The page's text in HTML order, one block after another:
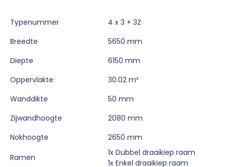
Typenummer
4 x 3 + 3Z
Breedte
5650 mm
Diepte
6150 mm
Oppervlakte
30.02 m²
Wanddikte
50 mm
Zijwandhoogte
2080 mm
Nokhoogte
2650 mm
Ramen
1x Dubbel draaikiep raam
1x Enkel draaikiep raam